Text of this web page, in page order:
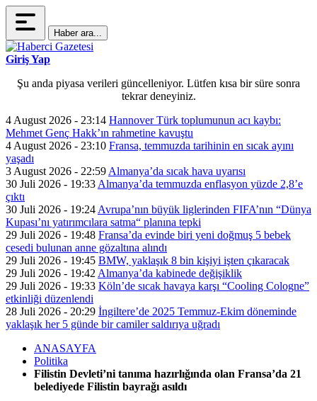
Haber ara...
Giriş Yap
Şu anda piyasa verileri güncelleniyor. Lütfen kısa bir süre sonra
tekrar deneyiniz.
4 August 2026 - 23:14 Hannover Türk toplumunun acı kaybı:
Mehmet Genç Hakk’ın rahmetine kavuştu
4 August 2026 - 23:10 Fransa, temmuzda tarihinin en sıcak ayını
yaşadı
3 August 2026 - 22:59 Almanya’da sıcak hava uyarısı
30 Juli 2026 - 19:33 Almanya’da temmuzda enflasyon yüzde 2,8’e
çıktı
30 Juli 2026 - 19:24 Avrupa’nın büyük liglerinden FIFA’nın “Dünya
Kupası’nı yatırımcılara satma“ planına tepki
29 Juli 2026 - 19:48 Fransa’da evinde biri yeni doğmuş 5 bebek
cesedi bulunan anne gözaltına alındı
29 Juli 2026 - 19:45 BMW, yaklaşık 8 bin kişiyi işten çıkaracak
29 Juli 2026 - 19:42 Almanya’da kabinede değişiklik
29 Juli 2026 - 19:33 Köln’de sıcak havaya karşı “Cooling Cologne”
etkinliği düzenlendi
28 Juli 2026 - 20:29 İngiltere’de 2025 Temmuz-Ekim döneminde
yaklaşık her 5 günde bir camiler saldırıya uğradı
ANASAYFA
Politika
Filistin Devleti’ni tanıma hazırlığında olan Fransa’da 21
belediyede Filistin bayrağı asıldı